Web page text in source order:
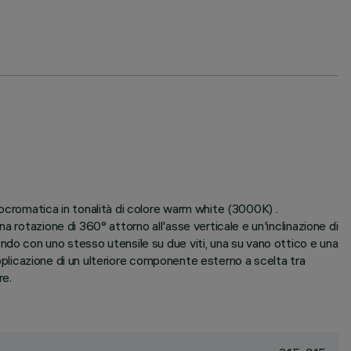
in tonalità di colore warm white (3000K) .
rotazione di 360° attorno all'asse verticale e un'inclinazione di
con uno stesso utensile su due viti, una su vano ottico e una
di un ulteriore componente esterno a scelta tra